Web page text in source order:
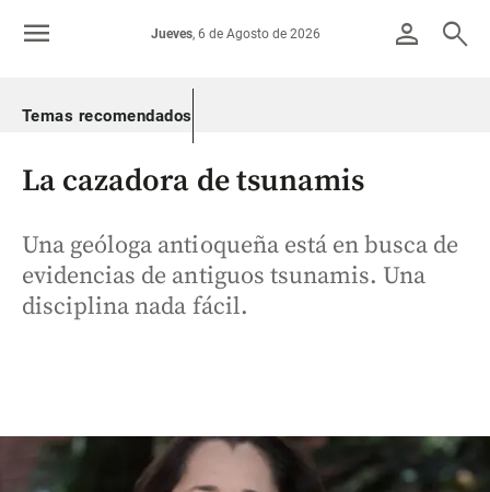
Colombia
person search
Jueves, 6 de Agosto de 2026
menu
Temas recomendados
La cazadora de tsunamis
Una geóloga antioqueña está en busca de
evidencias de antiguos tsunamis. Una
disciplina nada fácil.